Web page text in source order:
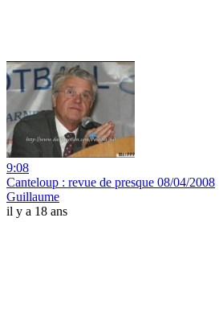
9:08
Canteloup : revue de presque 08/04/2008
Guillaume
il y a 18 ans